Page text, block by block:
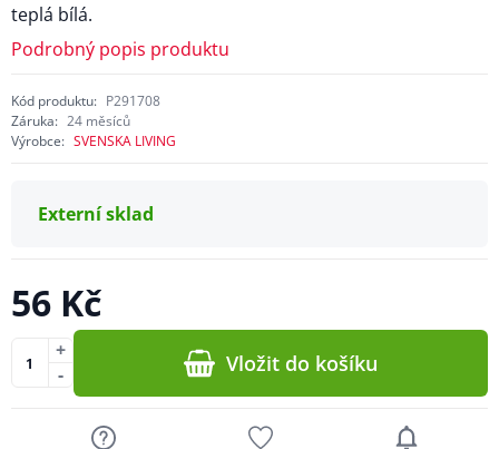
teplá bílá.
Podrobný popis produktu
Kód produktu: P291708
Záruka: 24 měsíců
Výrobce: SVENSKA LIVING
Externí sklad
56 Kč
-
+ Vložit do košíku